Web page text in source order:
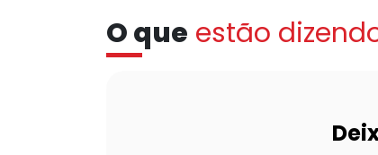
O que estão